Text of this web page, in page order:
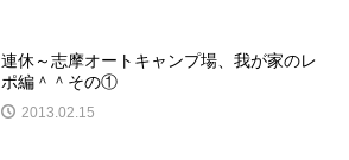
連休～志摩オートキャンプ場、我が家のレ
ポ編＾＾その①
2013.02.15